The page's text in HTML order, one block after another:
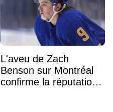
L'aveu de Zach
Benson sur Montréal
confirme la réputation